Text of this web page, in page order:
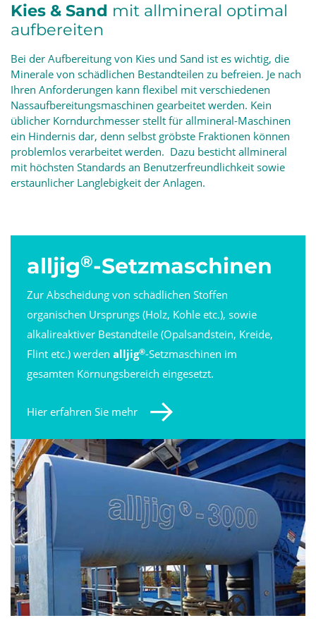
Kies & Sand mit allmineral optimal
aufbereiten
Bei der Aufbereitung von Kies und Sand ist es wichtig, die
Minerale von schädlichen Bestandteilen zu befreien. Je nach
Ihren Anforderungen kann flexibel mit verschiedenen
Nassaufbereitungsmaschinen gearbeitet werden. Kein
üblicher Korndurchmesser stellt für allmineral-Maschinen
ein Hindernis dar, denn selbst gröbste Fraktionen können
problemlos verarbeitet werden. Dazu besticht allmineral
mit höchsten Standards an Benutzerfreundlichkeit sowie
erstaunlicher Langlebigkeit der Anlagen.
alljig®-Setzmaschinen
Zur Abscheidung von schädlichen Stoffen
organischen Ursprungs (Holz, Kohle etc.), sowie
alkalireaktiver Bestandteile (Opalsandstein, Kreide,
Flint etc.) werden alljig®-Setzmaschinen im
gesamten Körnungsbereich eingesetzt.
Hier erfahren Sie mehr